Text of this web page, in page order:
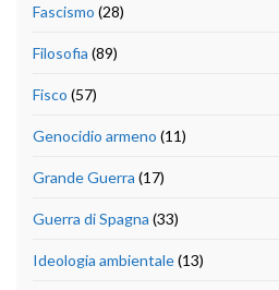
Fascismo (28)
Filosofia (89)
Fisco (57)
Genocidio armeno (11)
Grande Guerra (17)
Guerra di Spagna (33)
Ideologia ambientale(13)